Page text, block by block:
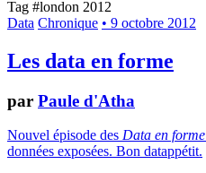
Tag #london 2012
Data Chronique • 9 octobre 2012
Les data en forme
par Paule d'Atha
Nouvel épisode des Data en forme
données exposées. Bon datappétit.